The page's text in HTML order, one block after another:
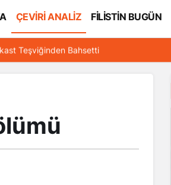
ÇEVİRİ ANALİZ FİLİSTİN BUGÜN
Teşviğinden Bahsetti